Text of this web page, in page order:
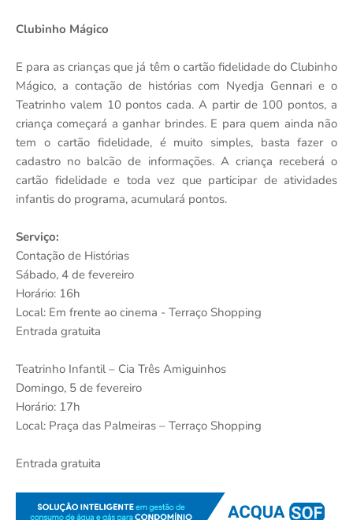
Clubinho Mágico
E para as crianças que já têm o cartão fidelidade do Clubinho
Mágico, a contação de histórias com Nyedja Gennari e o
Teatrinho valem 10 pontos cada. A partir de 100 pontos, a
criança começará a ganhar brindes. E para quem ainda não
tem o cartão fidelidade, é muito simples, basta fazer o
cadastro no balcão de informações. A criança receberá o
cartão fidelidade e toda vez que participar de atividades
infantis do programa, acumulará pontos.
Serviço:
Contação de Histórias
Sábado, 4 de fevereiro
Horário: 16h
Local: Em frente ao cinema - Terraço Shopping
Entrada gratuita
Teatrinho Infantil – Cia Três Amiguinhos
Domingo, 5 de fevereiro
Horário: 17h
Local: Praça das Palmeiras – Terraço Shopping
Entrada gratuita